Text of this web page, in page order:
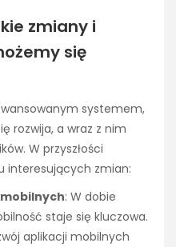
zmiany i
się
systemem,
rozwija, a wraz z nim
W przyszłości
interesujących zmian:
: W dobie
staje się kluczowa.
aplikacji mobilnych